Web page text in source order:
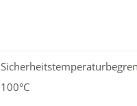
100°C